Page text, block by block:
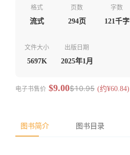
格式
流式
页数
294页
字数
121千字
文件大小
5697K
出版日期
2025年1月
电子书售价 $9.00$10.95 (约¥60.84)
图书简介 图书目录